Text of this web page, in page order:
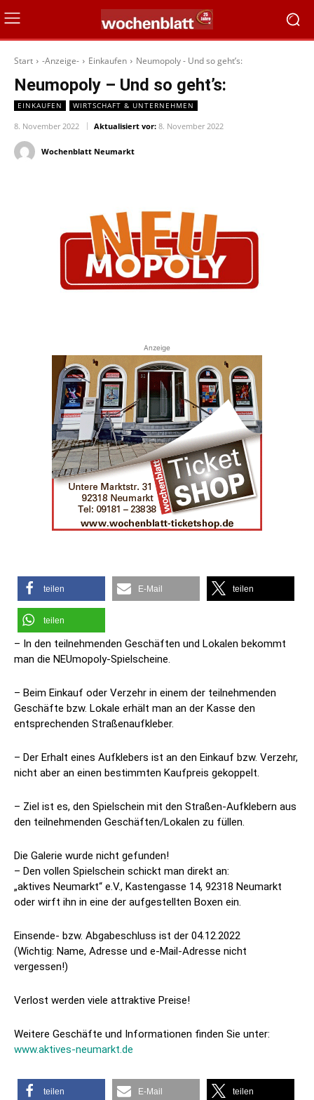
Start -Anzeige- Einkaufen Neumopoly - Und so geht’s:
Neumopoly – Und so geht’s:
EINKAUFEN WIRTSCHAFT & UNTERNEHMEN
8. November 2022 Aktualisiert vor: 8. November 2022
Wochenblatt Neumarkt
Anzeige
teilen E-Mail teilen
teilen
– In den teilnehmenden Geschäften und Lokalen bekommt
man die NEUmopoly-Spielscheine.
– Beim Einkauf oder Verzehr in einem der teilnehmenden
Geschäfte bzw. Lokale erhält man an der Kasse den
entsprechenden Straßenaufkleber.
– Der Erhalt eines Aufklebers ist an den Einkauf bzw. Verzehr,
nicht aber an einen bestimmten Kaufpreis gekoppelt.
– Ziel ist es, den Spielschein mit den Straßen-Aufklebern aus
den teilnehmenden Geschäften/Lokalen zu füllen.
Die Galerie wurde nicht gefunden!
– Den vollen Spielschein schickt man direkt an:
„aktives Neumarkt“ e.V., Kastengasse 14, 92318 Neumarkt
oder wirft ihn in eine der aufgestellten Boxen ein.
Einsende- bzw. Abgabeschluss ist der 04.12.2022
(Wichtig: Name, Adresse und e-Mail-Adresse nicht
vergessen!)
Verlost werden viele attraktive Preise!
Weitere Geschäfte und Informationen finden Sie unter:
www.aktives-neumarkt.de
teilen E-Mail teilen